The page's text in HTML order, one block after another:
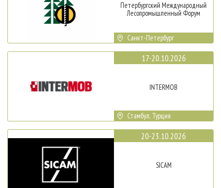
Петербургский Международный
Лесопромышленный Форум
Санкт-Петербург
17-20.10.2026
INTERMOB
Стамбул, Турция
20-23.10.2026
SICAM